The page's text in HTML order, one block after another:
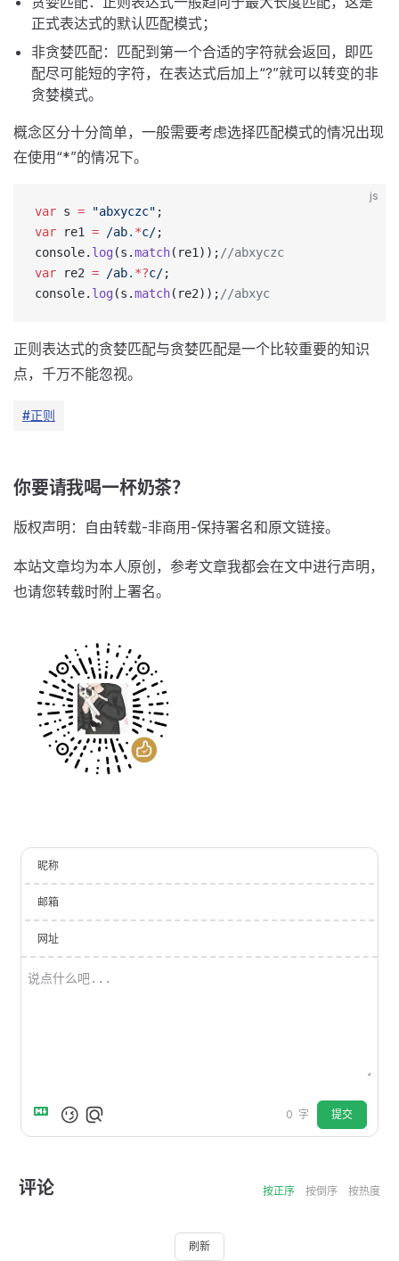
正式表达式的默认匹配模式；
非贪婪匹配：匹配到第一个合适的字符就会返回，即匹
配尽可能短的字符，在表达式后加上“?”就可以转变的非
贪婪模式。
概念区分十分简单，一般需要考虑选择匹配模式的情况出现
在使用“*”的情况下。
js
var s = "abxyczc" ;
var re1 = /ab. *c/;
console. log (s.match(re1)); //abxyczc
var re2 = /ab. *?c/;
console. log (s.match(re2)); //abxyc
正则表达式的贪婪匹配与贪婪匹配是一个比较重要的知识
点，千万不能忽视。
#正则
你要请我喝一杯奶茶？
版权声明：自由转载-非商用-保持署名和原文链接。
本站文章均为本人原创，参考文章我都会在文中进行声明，
也请您转载时附上署名。
昵称
邮箱
网址
0 字 提交
评论 按正序 按倒序 按热度
刷新